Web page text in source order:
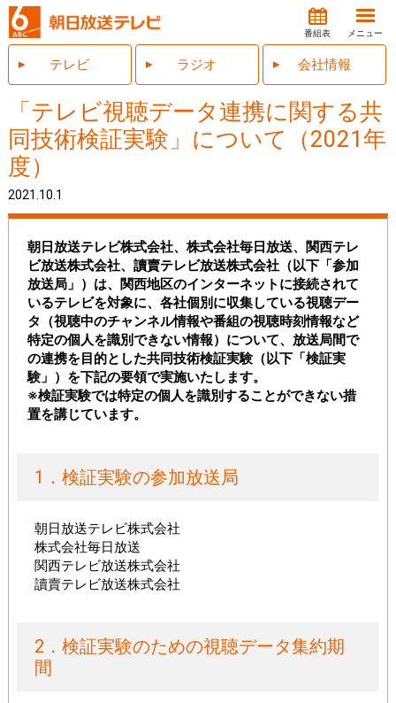
番組表 メニュー
テレビ ラジオ 会社情報
「テレビ視聴データ連携に関する共
同技術検証実験」について（2021年
度）
2021.10.1
朝日放送テレビ株式会社、株式会社毎日放送、関西テレ
ビ放送株式会社、讀賣テレビ放送株式会社（以下「参加
放送局」）は、関西地区のインターネットに接続されて
いるテレビを対象に、各社個別に収集している視聴デー
タ（視聴中のチャンネル情報や番組の視聴時刻情報など
特定の個人を識別できない情報）について、放送局間で
の連携を目的とした共同技術検証実験（以下「検証実
験」）を下記の要領で実施いたします。
※検証実験では特定の個人を識別することができない措
置を講じています。
1．検証実験の参加放送局
朝日放送テレビ株式会社
株式会社毎日放送
関西テレビ放送株式会社
讀賣テレビ放送株式会社
2．検証実験のための視聴データ集約期
間